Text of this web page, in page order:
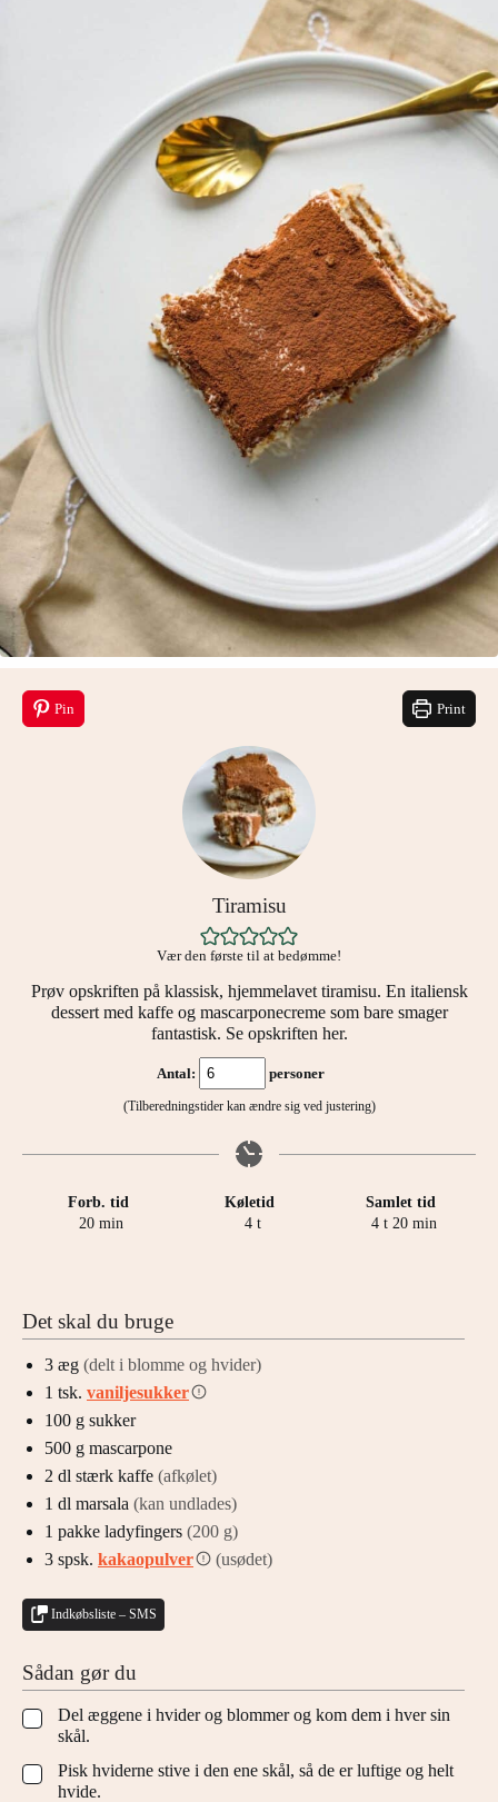
Pin Print
Tiramisu
Vær den første til at bedømme!
Prøv opskriften på klassisk, hjemmelavet tiramisu. En italiensk
dessert med kaffe og mascarponecreme som bare smager
fantastisk. Se opskriften her.
Antal: personer
(Tilberedningstider kan ændre sig ved justering)
Forb. tid
20minutter
min
Køletid
4timer
t
Samlet tid
4timer
t 20minutter
min
Det skal du bruge
3 æg (delt i blomme og hvider)
1 tsk. vaniljesukker
100 g sukker
500 g mascarpone
2 dl stærk kaffe (afkølet)
1 dl marsala (kan undlades)
1 pakke ladyfingers (200 g)
3 spsk. kakaopulver (usødet)
Indkøbsliste – SMS
Sådan gør du
▢
Del æggene i hvider og blommer og kom dem i hver sin
skål.
▢
Pisk hviderne stive i den ene skål, så de er luftige og helt
hvide.